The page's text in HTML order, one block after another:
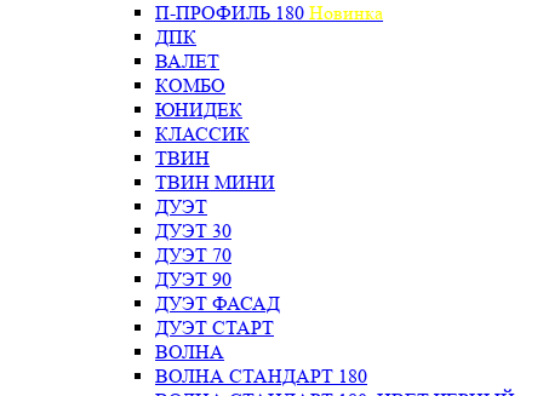
П-ПРОФИЛЬ 180 Новинка
ДПК
ВАЛЕТ
КОМБО
ЮНИДЕК
КЛАССИК
ТВИН
ТВИН МИНИ
ДУЭТ
ДУЭТ 30
ДУЭТ 70
ДУЭТ 90
ДУЭТ ФАСАД
ДУЭТ СТАРТ
ВОЛНА
ВОЛНА СТАНДАРТ 180